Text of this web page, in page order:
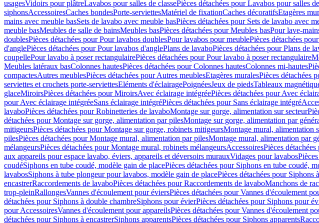
usagesVidoirs pour plâtreLavabos pour salles de classePièces détachées pour Lavabos pour salles
siphonsAccessoiresCaches bondesPorte-serviettesMatériel de fixationCaches décoratifsEtagères
mains avec meuble basSets de lavabo avec meuble basPièces détachées pour Sets de lavabo avec
meuble basMeubles de salle de bainsMeubles basPièces détachées pour Meubles basPour lave-
doublesPièces détachées pour Pour lavabos doublesPour lavabos pour meublePièces détachées
d'anglePièces détachées pour Pour lavabos d'anglePlans de lavaboPièces détachées pour Plans de
coupellePour lavabo à poser rectangulairePièces détachées pour Pour lavabo à poser rectangulaire
Meubles latéraux basColonnes hautesPièces détachées pour Colonnes hautesColonnes mi-hautes
compactesAutres meublesPièces détachées pour Autres meublesEtagères muralesPièces détachées
serviettes et crochets porte-serviettesEléments d'éclairagePoignéesJeux de piedsTableaux
glaceMiroirsPièces détachées pour MiroirsAvec éclairage intégréePièces détachées pour Avec
pour Avec éclairage intégréeSans éclairage intégréPièces détachées pour Sans éclairage intégré
lavaboPièces détachées pour Robinetteries de lavaboMontage sur gorge, alimentation sur secteur
détachées pour Montage sur gorge, alimentation par pilesMontage sur gorge, alimentation par
mitigeursPièces détachées pour Montage sur gorge, robinets mitigeursMontage mural, alimentation
pilesPièces détachées pour Montage mural, alimentation par pilesMontage mural, alimentation par
mélangeursPièces détachées pour Montage mural, robinets mélangeursAccessoiresPièces
aux appareils pour espace lavabo, éviers, appareils et déversoirs murauxVidages pour lavabos
coudéSiphons en tube coudé, modèle gain de placePièces détachées pour Siphons en tube coudé,
lavabosSiphons à tube plongeur pour lavabos, modèle gain de placePièces détachées pour
encastrerRaccordements de lavaboPièces détachées pour Raccordements de lavaboManchons de
trop-pleinRallongesVannes d'écoulement pour éviersPièces détachées pour Vannes d'écoulement
détachées pour Siphons à double chambreSiphons pour évierPièces détachées pour Siphons pour
pour AccessoiresVannes d'écoulement pour appareilsPièces détachées pour Vannes d'écoulement
détachées pour Siphons à encastrerSiphons apparentsPièces détachées pour Siphons apparents